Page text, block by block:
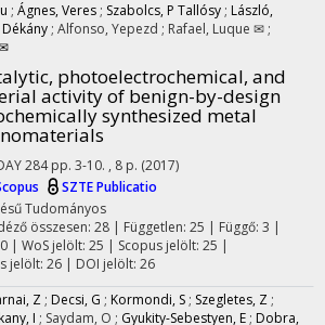
; Ágnes, Veres ; Szabolcs, P Tallósy ; László,
; Alfonso, Yepezd ; Rafael, Luque ✉ ;
photoelectrochemical, and
activity of benign-by-design
synthesized metal
284 pp. 3-10. , 8 p. (2017)
SZTE Publicatio
Tudományos
összesen: 28| Független: 25 | Függő: 3 |
| WoS jelölt: 25 | Scopus jelölt: 25 |
jelölt: 26 | DOI jelölt: 26
Z ; Decsi, G ; Kormondi, S ; Szegletes, Z ;
I ; Saydam, O ; Gyukity-Sebestyen, E ; Dobra,